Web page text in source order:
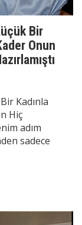
Bir
Onun
Kadınla
Hiç
adım
sadece